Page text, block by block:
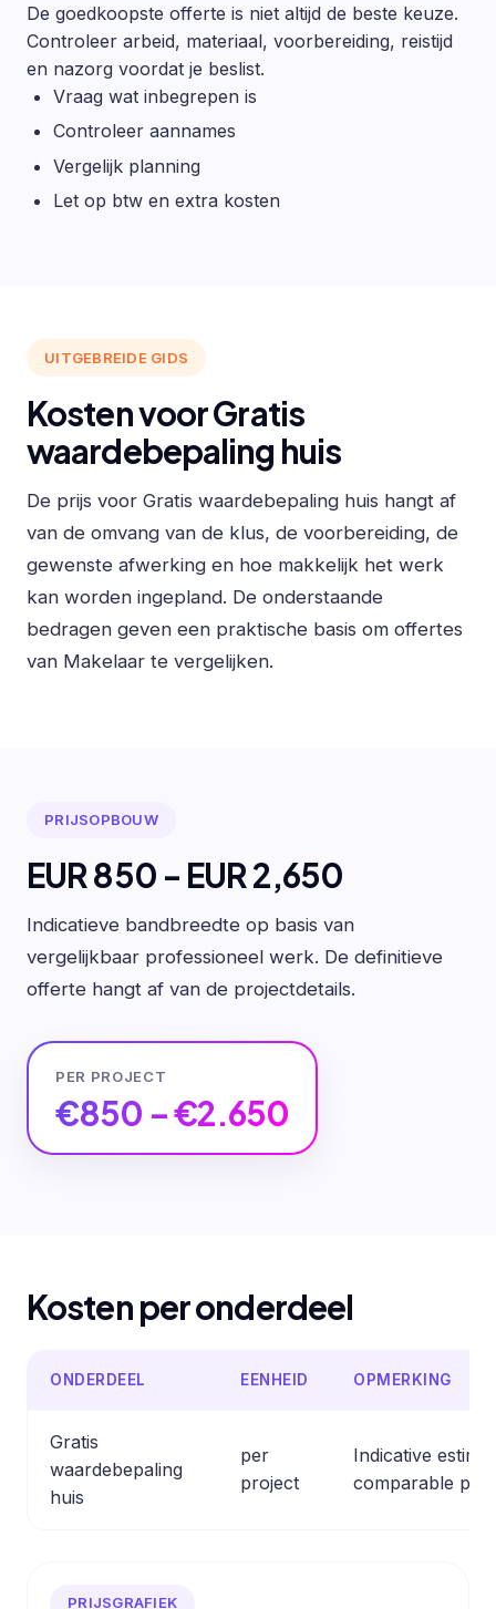
De goedkoopste offerte is niet altijd de beste keuze.
Controleer arbeid, materiaal, voorbereiding, reistijd
en nazorg voordat je beslist.
Vraag wat inbegrepen is
Controleer aannames
Vergelijk planning
Let op btw en extra kosten
UITGEBREIDE GIDS
Kosten voor Gratis
waardebepaling huis
De prijs voor Gratis waardebepaling huis hangt af
van de omvang van de klus, de voorbereiding, de
gewenste afwerking en hoe makkelijk het werk
kan worden ingepland. De onderstaande
bedragen geven een praktische basis om offertes
van Makelaar te vergelijken.
PRIJSOPBOUW
EUR 850 - EUR 2,650
Indicatieve bandbreedte op basis van
vergelijkbaar professioneel werk. De definitieve
offerte hangt af van de projectdetails.
PER PROJECT
€850 – €2.650
Kosten per onderdeel
ONDERDEEL EENHEID OPMERKING
Gratis
waardebepaling
huis
per
project
Indicative
comparable
PRIJSGRAFIEK